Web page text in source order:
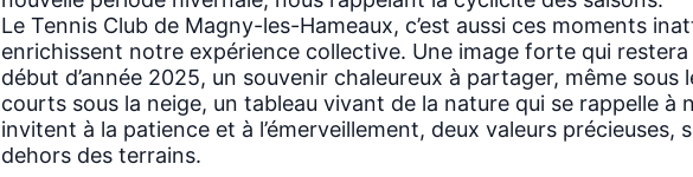
Le Tennis Club de Magny-les-Hameaux, c’est aussi ces moments
enrichissent notre expérience collective. Une image forte qui restera
début d’année 2025, un souvenir chaleureux à partager, même sous
courts sous la neige, un tableau vivant de la nature qui se rappelle à
invitent à la patience et à l’émerveillement, deux valeurs précieuses,
dehors des terrains.